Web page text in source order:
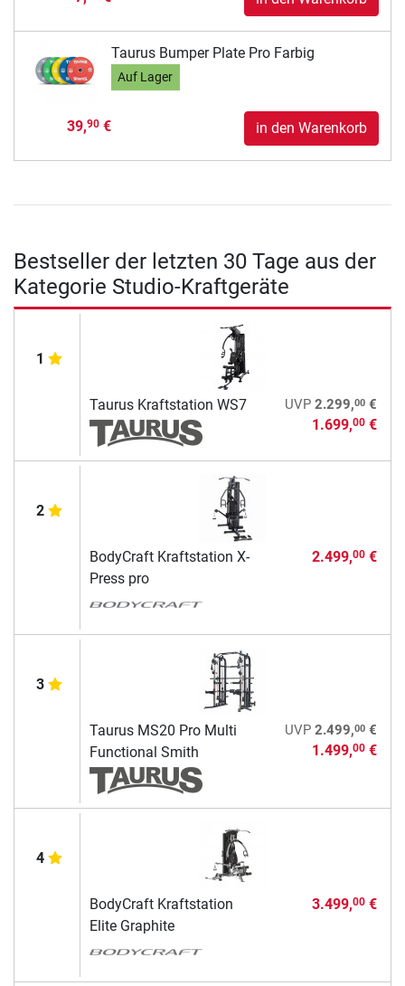
Taurus Bumper Plate Pro Farbig
Auf Lager
39,90€ in den Warenkorb
Bestseller der letzten 30 Tage aus der
Kategorie Studio-Kraftgeräte
1
Taurus Kraftstation WS7 UVP 2.299,00€
1.699,00€
2
BodyCraft Kraftstation X-
Press pro
2.499,00€
3
Taurus MS20 Pro Multi
Functional Smith
UVP 2.499,00€
1.499,00€
4
BodyCraft Kraftstation
Elite Graphite
3.499,00€